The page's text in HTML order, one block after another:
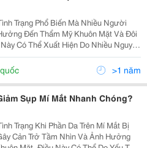
Trạng Phổ Biến Mà Nhiều Người
Đến Thẩm Mỹ Khuôn Mặt Và Đôi
Có Thể Xuất Hiện Do Nhiều Nguyên
Từ Lão Hóa, Di Truyền Đến Các Vấn
Không Phải Là Một Căn Bệnh...>1 năm
Sụp Mí Mắt Nhanh Chóng?
Trạng Khi Phần Da Trên Mí Mắt Bị
Cản Trở Tầm Nhìn Và Ảnh Hưởng